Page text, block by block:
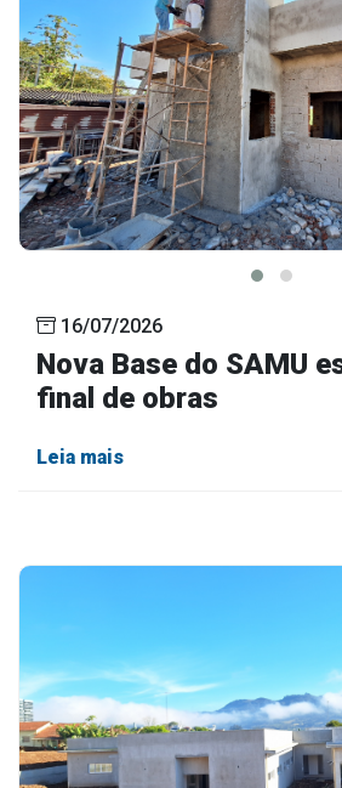
16/07/2026
Nova Base do SAMU
final de obras
Leia mais